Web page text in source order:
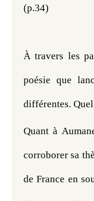
(p.34)
À travers les
poésie que
différentes.
Quant à
corroborer sa
de France en